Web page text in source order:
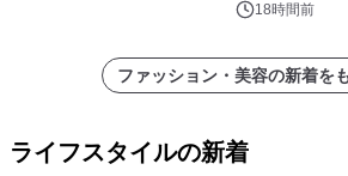
18時間前
ファッション・美容の新着を
ライフスタイルの新着